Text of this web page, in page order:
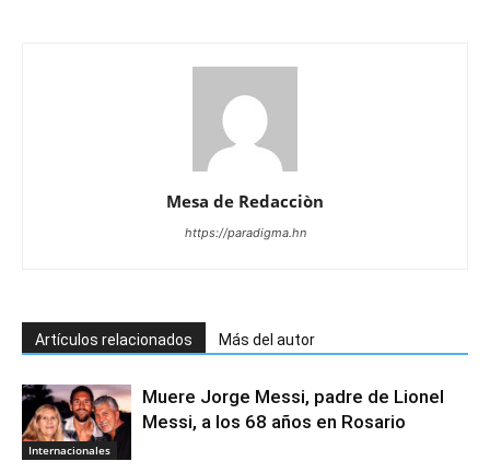
Mesa de Redacciòn
https://paradigma.hn
Artículos relacionados Más del autor
Internacionales
Muere Jorge Messi, padre de Lionel
Messi, a los 68 años en Rosario